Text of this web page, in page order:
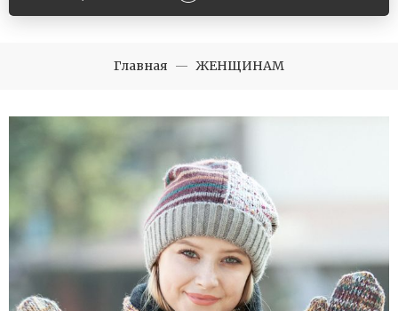
Главная ЖЕНЩИНАМ